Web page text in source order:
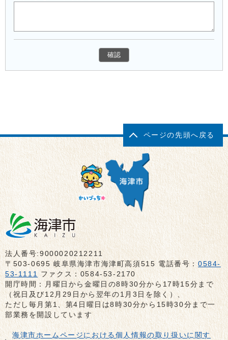
ページの先頭へ戻る
法人番号:9000020212211
〒503-0695 岐阜県海津市海津町高須515 電話番号：0584-
53-1111 ファクス：0584-53-2170
開庁時間：月曜日から金曜日の8時30分から17時15分まで
（祝日及び12月29日から翌年の1月3日を除く）、
ただし毎月第1、第4日曜日は8時30分から15時30分まで一
部業務を開設しています
海津市ホームページにおける個人情報の取り扱いに関す